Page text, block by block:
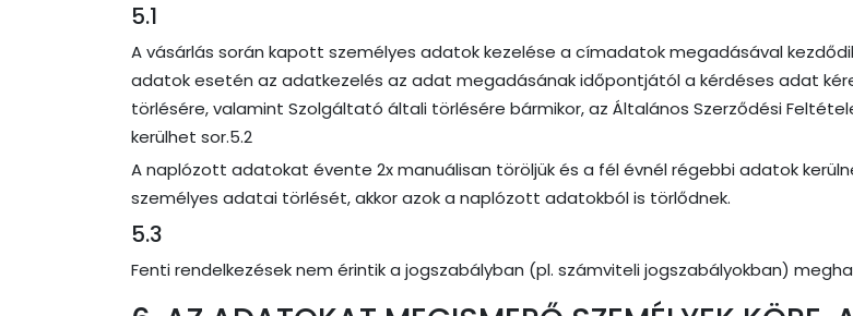
5.1
A vásárlás során kapott személyes adatok kezelése a címadatok megadásával
adatok esetén az adatkezelés az adat megadásának időpontjától a kérdéses adat
törlésére, valamint Szolgáltató általi törlésére bármikor, az Általános Szerződési
kerülhet sor.5.2
A naplózott adatokat évente 2x manuálisan töröljük és a fél évnél régebbi adatok
személyes adatai törlését, akkor azok a naplózott adatokból is törlődnek.
5.3
Fenti rendelkezések nem érintik a jogszabályban (pl. számviteli jogszabályokban)